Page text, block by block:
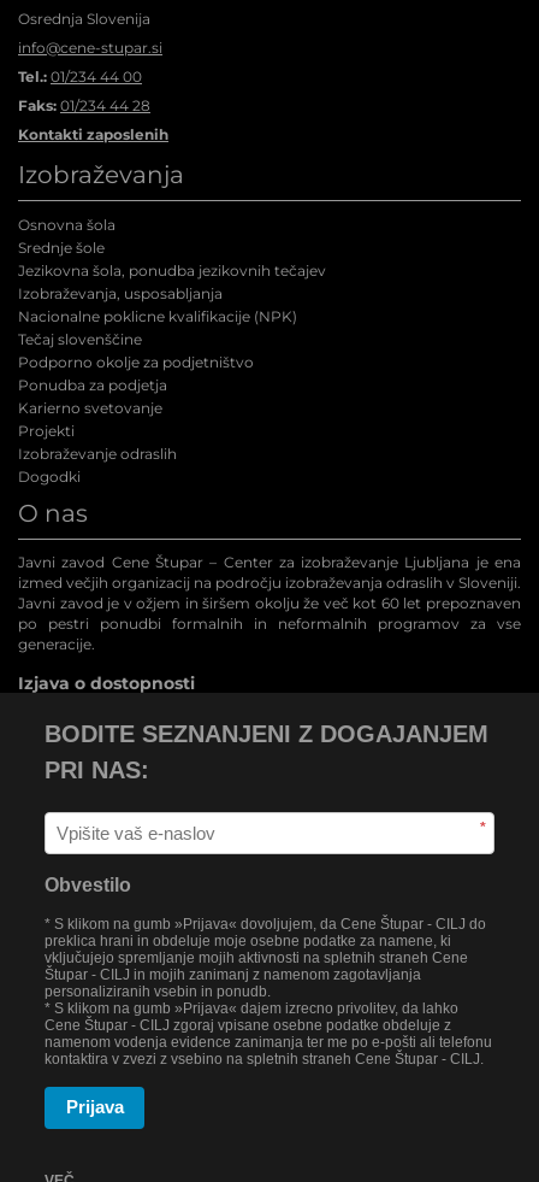
Osrednja Slovenija
info@cene-stupar.si
Tel.: 01/234 44 00
Faks: 01/234 44 28
Kontakti zaposlenih
Izobraževanja
Osnovna šola
Srednje šole
Jezikovna šola, ponudba jezikovnih tečajev
Izobraževanja, usposabljanja
Nacionalne poklicne kvalifikacije (NPK)
Tečaj slovenščine
Podporno okolje za podjetništvo
Ponudba za podjetja
Karierno svetovanje
Projekti
Izobraževanje odraslih
Dogodki
O nas
Javni zavod Cene Štupar – Center za izobraževanje Ljubljana je ena
izmed večjih organizacij na področju izobraževanja odraslih v Sloveniji.
Javni zavod je v ožjem in širšem okolju že več kot 60 let prepoznaven
po pestri ponudbi formalnih in neformalnih programov za vse
generacije.
Izjava o dostopnosti
BODITE SEZNANJENI Z DOGAJANJEM
PRI NAS:
*
Obvestilo
* S klikom na gumb »Prijava« dovoljujem, da Cene Štupar - CILJ do
preklica hrani in obdeluje moje osebne podatke za namene, ki
vključujejo spremljanje mojih aktivnosti na spletnih straneh Cene
Štupar - CILJ in mojih zanimanj z namenom zagotavljanja
personaliziranih vsebin in ponudb.
* S klikom na gumb »Prijava« dajem izrecno privolitev, da lahko
Cene Štupar - CILJ zgoraj vpisane osebne podatke obdeluje z
namenom vodenja evidence zanimanja ter me po e-pošti ali telefonu
kontaktira v zvezi z vsebino na spletnih straneh Cene Štupar - CILJ.
Prijava